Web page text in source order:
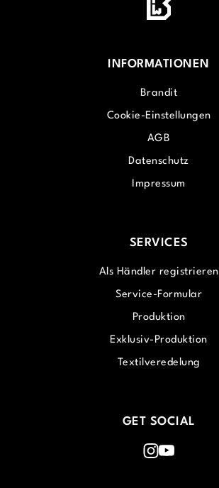
INFORMATIONEN
Brandit
Cookie-Einstellungen
AGB
Datenschutz
Impressum
SERVICES
Als Händler registrieren
Service-Formular
Produktion
Exklusiv-Produktion
Textilveredelung
GET SOCIAL
Instagram
Youtube